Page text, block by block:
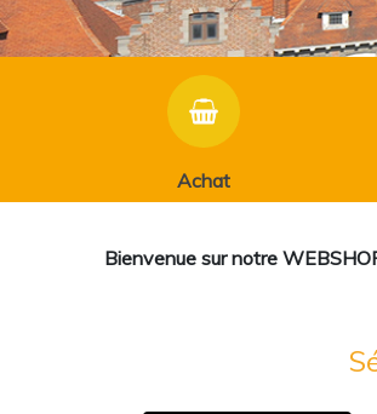
Achat
Bienvenue sur notre